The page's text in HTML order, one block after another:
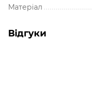
Матеріал
Відгуки